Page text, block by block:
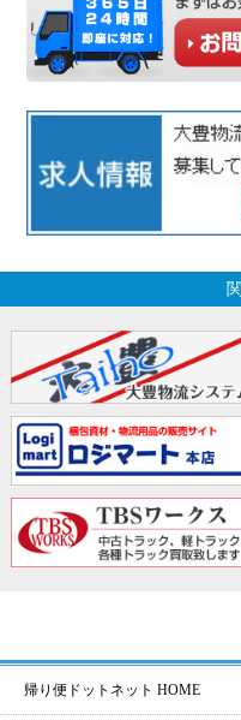
帰り便ドットネット HOME